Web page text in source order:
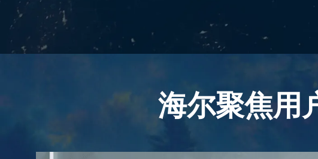
海尔聚焦用